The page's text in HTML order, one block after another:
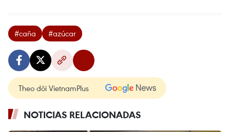
#caña #azúcar
Theo dõi VietnamPlus
NOTICIAS RELACIONADAS